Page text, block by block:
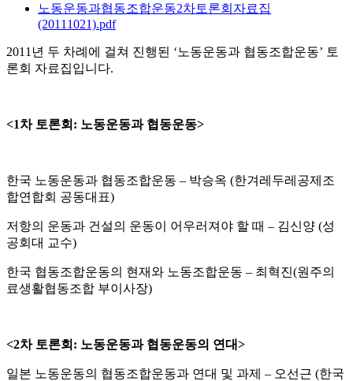
노동운동과협동조합운동2차토론회자료집
(20111021).pdf
2011년 두 차례에 걸쳐 진행된 ‘노동운동과 협동조합운동’ 토
론회 자료집입니다.
<1차 토론회: 노동운동과 협동운동>
한국 노동운동과 협동조합운동 – 박승옥 (한겨레두레공제조
합연합회 공동대표)
저항의 운동과 건설의 운동이 어우러져야 할 때 – 김신양 (성
공회대 교수)
한국 협동조합운동의 현재와 노동조합운동 – 최혁진(원주의
료생활협동조합 부이사장)
<2차 토론회: 노동운동과 협동운동의 연대>
일본 노동운동의 협동조합운동과 연대 및 과제 – 오선근 (한국